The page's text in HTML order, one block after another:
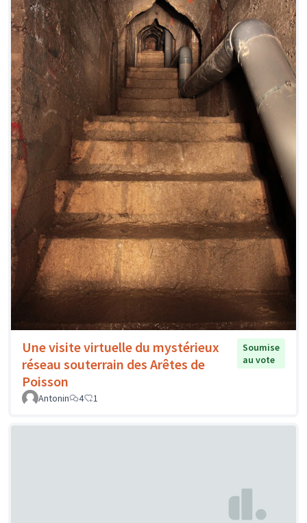
Une visite virtuelle du mystérieux
réseau souterrain des Arêtes de
Poisson
Soumise
au vote
Antonin 4 1